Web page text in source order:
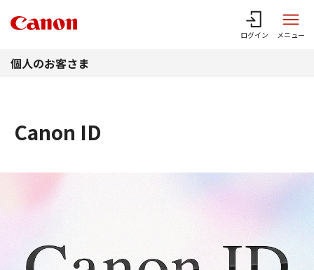
ログイン メニュー
個人のお客さま
Canon ID